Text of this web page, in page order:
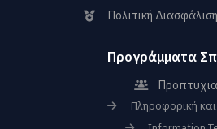
Πολιτική
Προγράμματα
Πληροφορική